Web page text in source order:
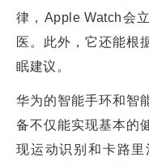
律，Apple Watch会
医。此外，它还能根
眠建议。
华为的智能手环和智
备不仅能实现基本的
现运动识别和卡路